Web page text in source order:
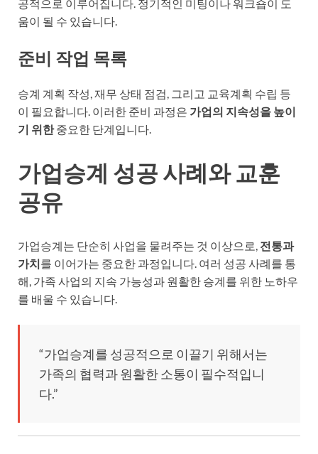
공적으로 이루어집니다. 정기적인 미팅이나 워크숍이 도
움이 될 수 있습니다.
준비 작업 목록
승계 계획 작성, 재무 상태 점검, 그리고 교육계획 수립 등
이 필요합니다. 이러한 준비 과정은 가업의 지속성을 높이
기 위한중요한 단계입니다.
가업승계 성공 사례와 교훈
공유
가업승계는 단순히 사업을 물려주는 것 이상으로, 전통과
가치를 이어가는 중요한 과정입니다. 여러 성공 사례를 통
해, 가족 사업의 지속 가능성과 원활한 승계를 위한 노하우
를 배울 수 있습니다.
“가업승계를 성공적으로 이끌기 위해서는
가족의 협력과 원활한 소통이 필수적입니
다.”